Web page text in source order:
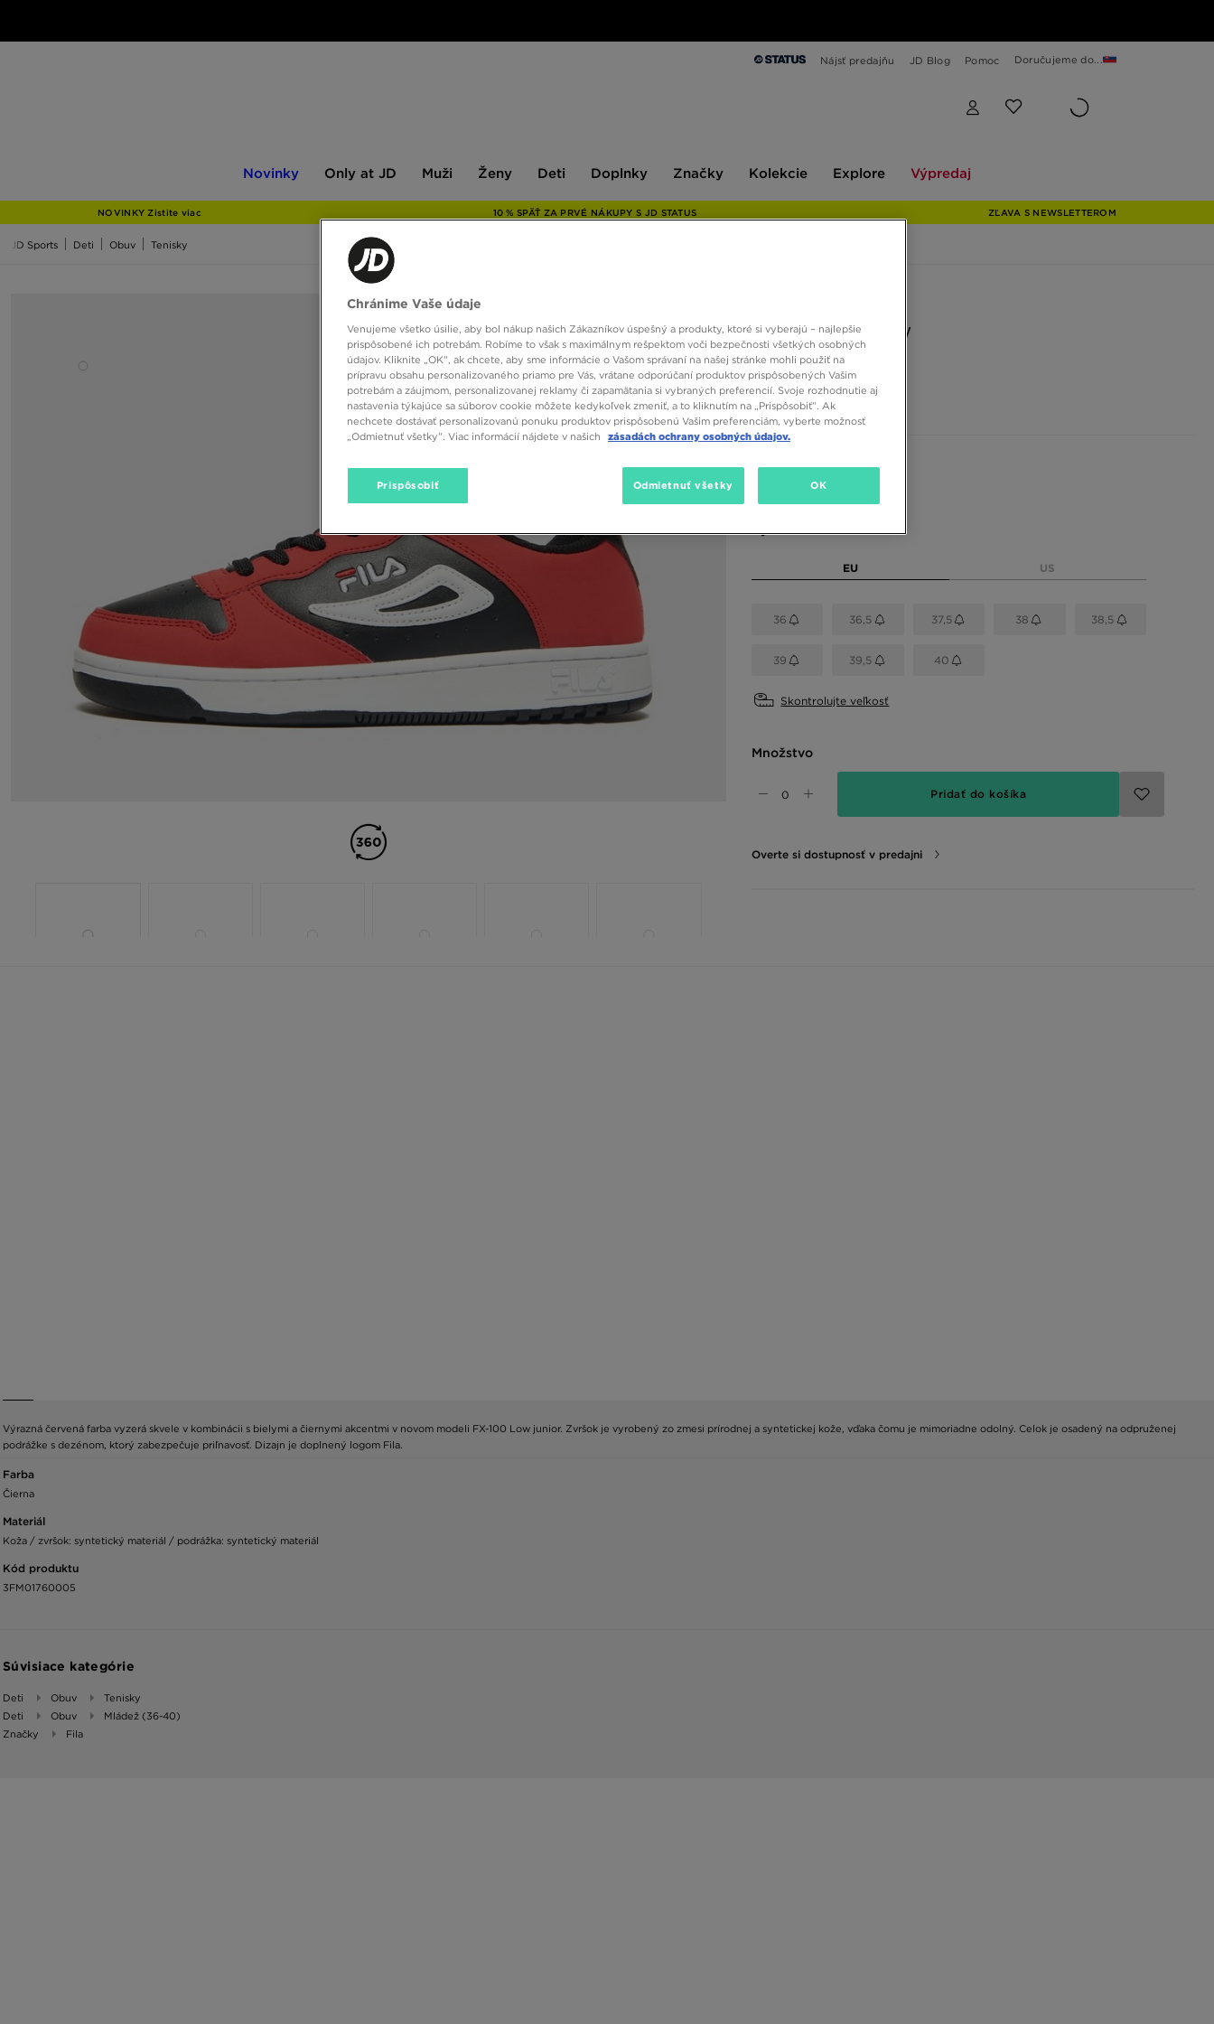
Nájsť predajňu JD Blog Pomoc Doručujeme do...
Novinky
JD
Only at JD Muži Ženy Deti Doplnky Značky Kolekcie Explore Výpredaj
NOVINKY Zistite viac 10 % SPÄŤ ZA PRVÉ NÁKUPY S JD STATUS ZĽAVA S NEWSLETTEROM
JD Sports Deti Obuv Tenisky
FILA FX-100 LOW
29,00 €
Dostupné farby
EU US
36 36,5 37,5 38 38,5
39 39,5 40
Skontrolujte veľkosť
Množstvo
Pridať do košíka
Overte si dostupnosť v predajni
Výrazná červená farba vyzerá skvele v kombinácii s bielymi a čiernymi akcentmi v novom modeli FX-100 Low junior. Zvršok je vyrobený zo zmesi prírodnej a syntetickej kože, vďaka čomu je mimoriadne odolný. Celok je osadený na odpruženej
podrážke s dezénom, ktorý zabezpečuje priľnavosť. Dizajn je doplnený logom Fila.
Farba
Čierna
Materiál
Koža / zvršok: syntetický materiál / podrážka: syntetický materiál
Kód produktu
3FM01760005
Súvisiace kategórie
Deti Obuv
Tenisky
Deti
Obuv
Mládež (36-40)
Značky
Fila
Chránime Vaše údaje
Venujeme všetko úsilie, aby bol nákup našich Zákazníkov úspešný a produkty, ktoré si vyberajú – najlepšie
prispôsobené ich potrebám. Robíme to však s maximálnym rešpektom voči bezpečnosti všetkých osobných
údajov. Kliknite „OK”, ak chcete, aby sme informácie o Vašom správaní na našej stránke mohli použiť na
prípravu obsahu personalizovaného priamo pre Vás, vrátane odporúčaní produktov prispôsobených Vašim
potrebám a záujmom, personalizovanej reklamy či zapamätania si vybraných preferencií. Svoje rozhodnutie aj
nastavenia týkajúce sa súborov cookie môžete kedykoľvek zmeniť, a to kliknutím na „Prispôsobiť”. Ak
nechcete dostávať personalizovanú ponuku produktov prispôsobenú Vašim preferenciám, vyberte možnosť
„Odmietnuť všetky”. Viac informácií nájdete v našich
zásadách ochrany osobných údajov.
Prispôsobiť Odmietnuť všetky OK